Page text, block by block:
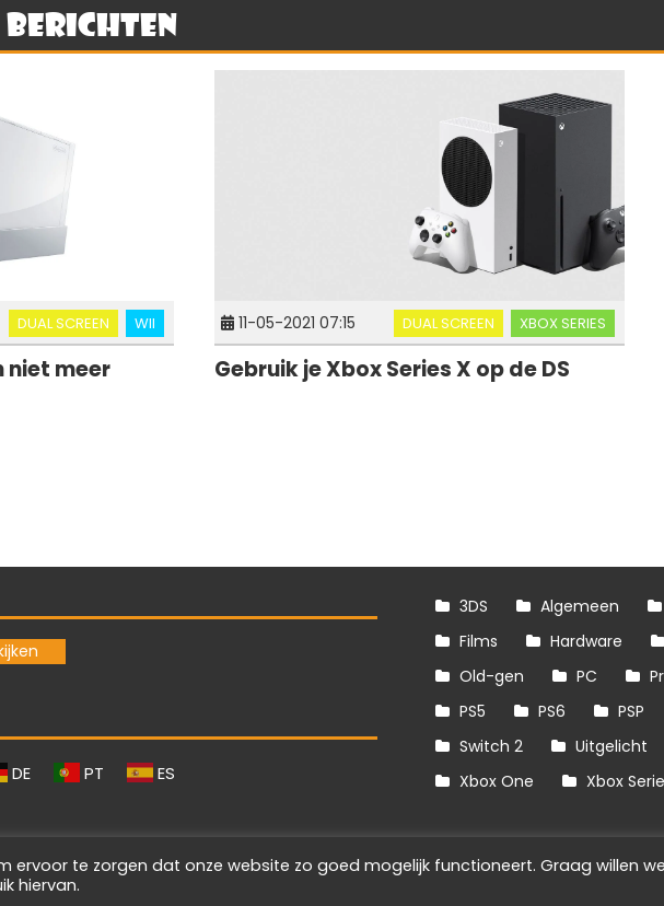
berichten
DUAL SCREEN WII
niet meer
11-05-2021 07:15 DUAL SCREEN XBOX SERIES
Gebruik je Xbox Series X op de DS
DE PT ES
3DS Algemeen
Films
Hardware
Old-gen
PC
PS5
PS6 PSP
Switch 2
Uitgelicht
Xbox One
Xbox
ervoor te zorgen dat onze website zo goed mogelijk functioneert. Graag willen
hiervan.